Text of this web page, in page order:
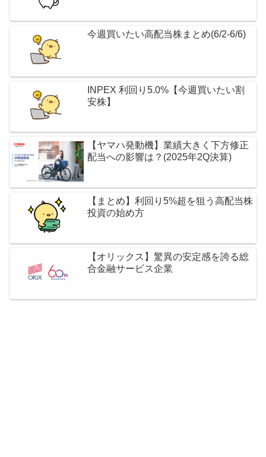
今週買いたい高配当株まとめ(6/2-6/6)
INPEX 利回り5.0%【今週買いたい割
安株】
【ヤマハ発動機】業績大きく下方修正
配当への影響は？(2025年2Q決算)
【まとめ】利回り5%超を狙う高配当株
投資の始め方
【オリックス】驚異の安定感を誇る総
合金融サービス企業